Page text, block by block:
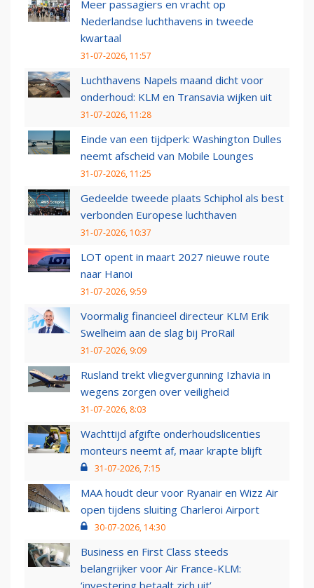
Meer passagiers en vracht op
Nederlandse luchthavens in tweede
kwartaal
31-07-2026, 11:57
Luchthavens Napels maand dicht voor
onderhoud: KLM en Transavia wijken uit
31-07-2026, 11:28
Einde van een tijdperk: Washington Dulles
neemt afscheid van Mobile Lounges
31-07-2026, 11:25
Gedeelde tweede plaats Schiphol als best
verbonden Europese luchthaven
31-07-2026, 10:37
LOT opent in maart 2027 nieuwe route
naar Hanoi
31-07-2026, 9:59
Voormalig financieel directeur KLM Erik
Swelheim aan de slag bij ProRail
31-07-2026, 9:09
Rusland trekt vliegvergunning Izhavia in
wegens zorgen over veiligheid
31-07-2026, 8:03
Wachttijd afgifte onderhoudslicenties
monteurs neemt af, maar krapte blijft
31-07-2026, 7:15
MAA houdt deur voor Ryanair en Wizz Air
open tijdens sluiting Charleroi Airport
30-07-2026, 14:30
Business en First Class steeds
belangrijker voor Air France-KLM:
‘investering betaalt zich uit’